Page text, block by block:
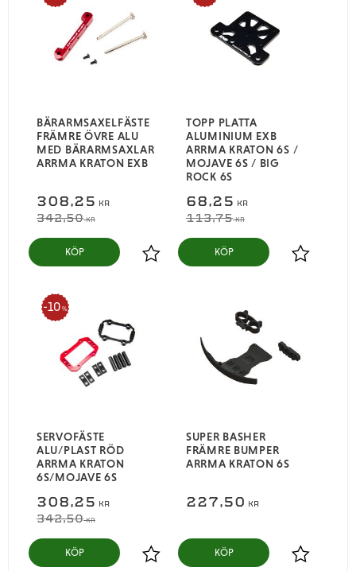
BÄRARMSAXELFÄSTE
FRÄMRE ÖVRE ALU
MED BÄRARMSAXLAR
ARRMA KRATON EXB
308,25 KR
342,50KR
Lägg till i favoriter
KÖP
TOPP PLATTA
ALUMINIUM EXB
ARRMA KRATON 6S /
MOJAVE 6S / BIG
ROCK 6S
68,25 KR
113,75KR
%
Lägg till i
KÖP
SERVOFÄSTE
ALU/PLAST RÖD
ARRMA KRATON
6S/MOJAVE 6S
308,25 KR
342,50KR
10 %
Lägg till i favoriter
KÖP
SUPER BASHER
FRÄMRE BUMPER
ARRMA KRATON 6S
227,50 KR
Lägg till i
KÖP